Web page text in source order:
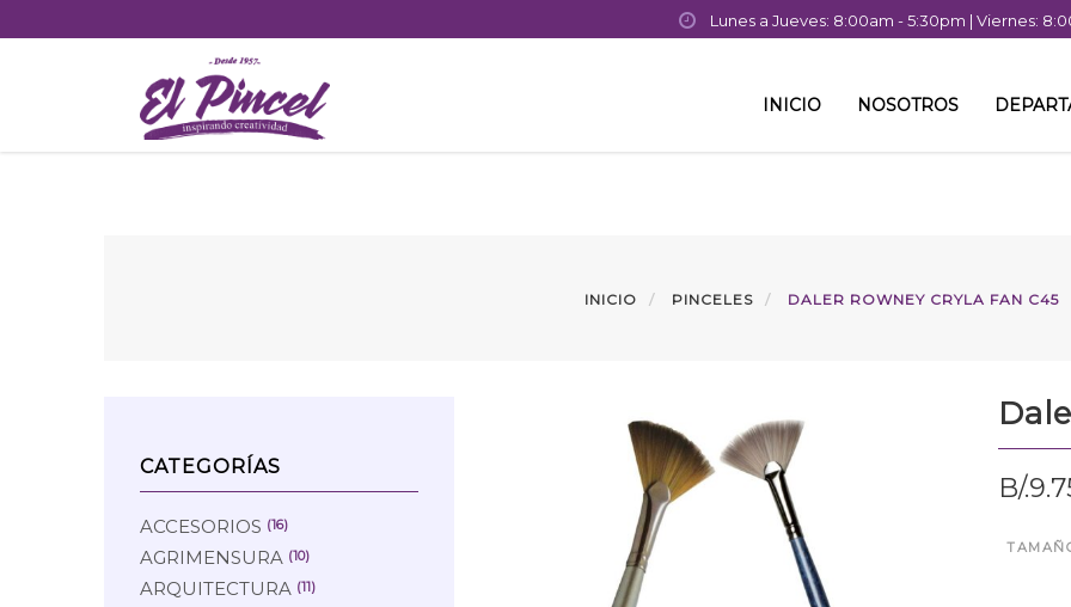
to
Lunes a Jueves: 8:00am - 5:30pm | Viernes:
INICIO NOSOTROS
INICIO PINCELES DALER ROWNEY CRYLA FAN C45
B/.
CATEGORÍAS
ACCESORIOS (16)
AGRIMENSURA (10)
ARQUITECTURA (11)